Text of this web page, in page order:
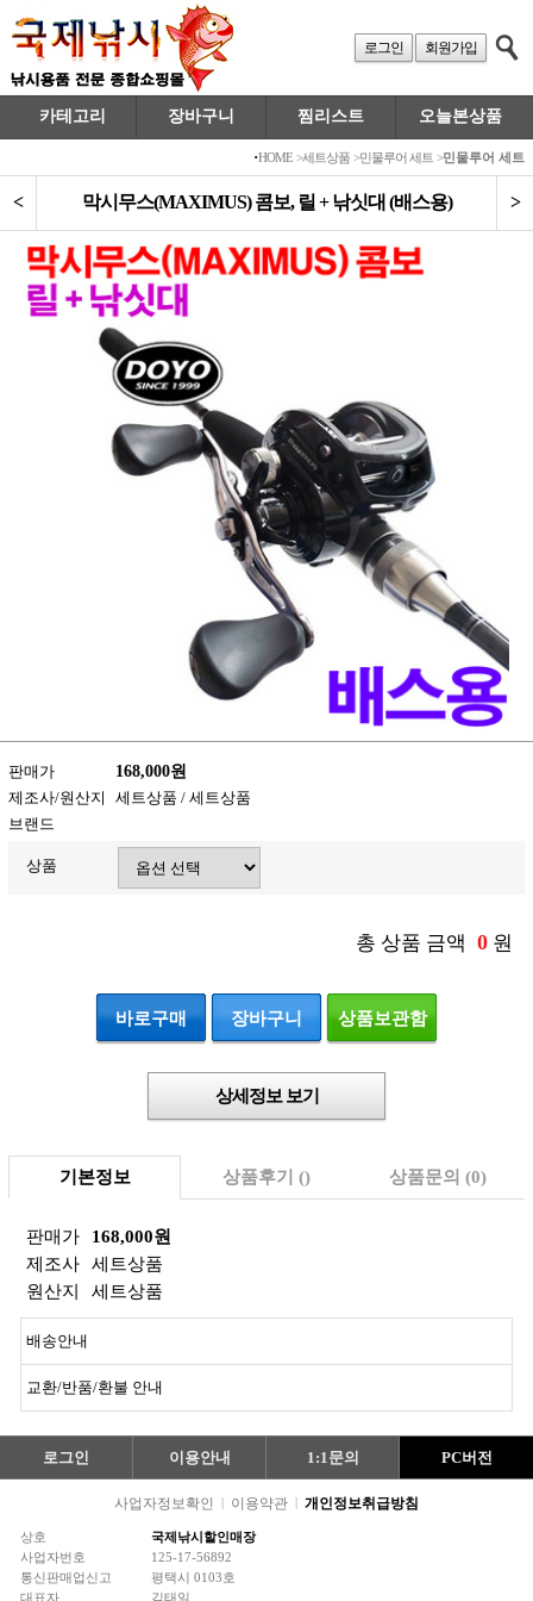
로그인 회원가입
카테고리 장바구니 찜리스트 오늘본상품
·HOME >세트상품 >민물루어 세트 >민물루어 세트
< 막시무스(MAXIMUS) 콤보, 릴 + 낚싯대 (배스용) >
판매가
168,000원
제조사/원산지
세트상품 / 세트상품
브랜드
상품
총 상품 금액 0 원
바로구매 장바구니 상품보관함
상세정보 보기
기본정보 상품후기 () 상품문의 (0)
판매가
168,000원
제조사
세트상품
원산지
세트상품
배송안내
교환/반품/환불 안내
로그인 이용안내 1:1문의 PC버전
사업자정보확인 | 이용약관 | 개인정보취급방침
상호
국제낚시할인매장
사업자번호
125-17-56892
통신판매업신고
평택시 0103호
대표자
김태일